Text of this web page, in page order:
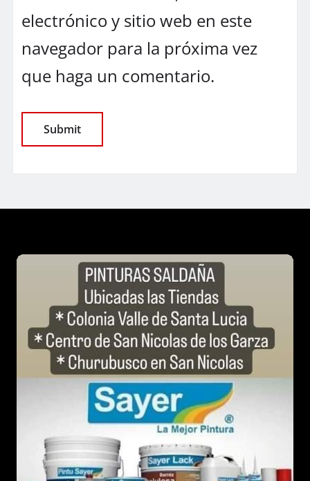
electrónico y sitio web en este
navegador para la próxima vez
que haga un comentario.